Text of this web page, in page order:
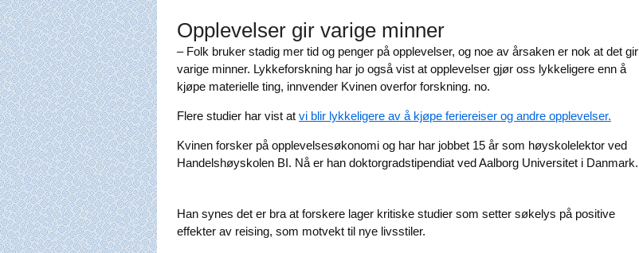
Opplevelser gir varige minner
– Folk bruker stadig mer tid og penger på opplevelser, og noe av årsaken er nok at det gir
varige minner. Lykkeforskning har jo også vist at opplevelser gjør oss lykkeligere enn å
kjøpe materielle ting, innvender Kvinen overfor forskning. no.
Flere studier har vist at vi blir lykkeligere av å kjøpe feriereiser og andre opplevelser.
Kvinen forsker på opplevelsesøkonomi og har har jobbet 15 år som høyskolelektor ved
Handelshøyskolen BI. Nå er han doktorgradstipendiat ved Aalborg Universitet i Danmark.
Han synes det er bra at forskere lager kritiske studier som setter søkelys på positive
effekter av reising, som motvekt til nye livsstiler.